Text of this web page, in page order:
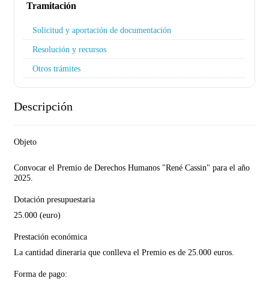
Tramitación
Solicitud y aportación de documentación
Resolución y recursos
Otros trámites
Descripción
Objeto
Convocar el Premio de Derechos Humanos "René Cassin" para el año
2025.
Dotación presupuestaria
25.000 (euro)
Prestación económica
La cantidad dineraria que conlleva el Premio es de 25.000 euros.
Forma de pago: